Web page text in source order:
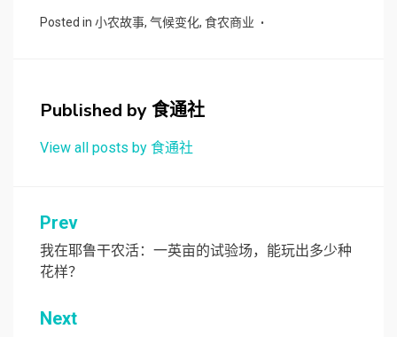
Posted in 小农故事, 气候变化, 食农商业
Published by食通社
View all posts by 食通社
文
章
导
航
Prev
我在耶鲁干农活：一英亩的试验场，能玩出多少种
花样？
Next